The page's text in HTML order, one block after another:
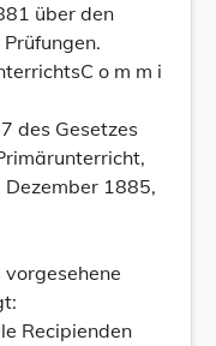
über den
o m m i
des Gesetzes
1885,
Recipienden